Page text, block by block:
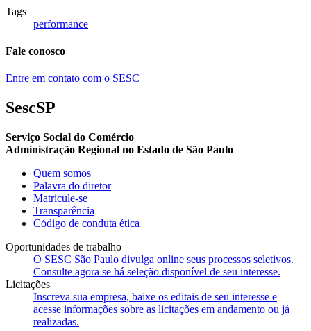
Tags
performance
Fale conosco
Entre em contato com o SESC
SescSP
Serviço Social do Comércio
Administração Regional no Estado de São Paulo
Quem somos
Palavra do diretor
Matricule-se
Transparência
Código de conduta ética
Oportunidades de trabalho
O SESC São Paulo divulga online seus processos seletivos.
Consulte agora se há seleção disponível de seu interesse.
Licitações
Inscreva sua empresa, baixe os editais de seu interesse e
acesse informações sobre as licitações em andamento ou já
realizadas.